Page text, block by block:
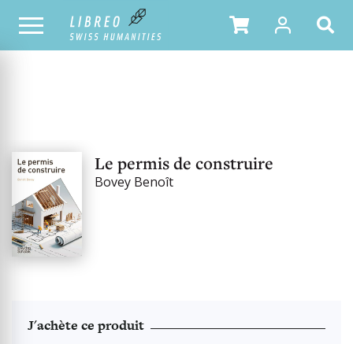
OUR CATALOGUE
Le permis de construire
Bovey Benoît
J'achète ce produit